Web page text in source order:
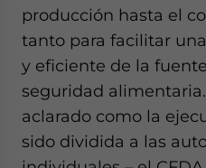
producción hasta el
tanto para facilitar
y eficiente de la
seguridad
aclarado como la
sido dividida a las